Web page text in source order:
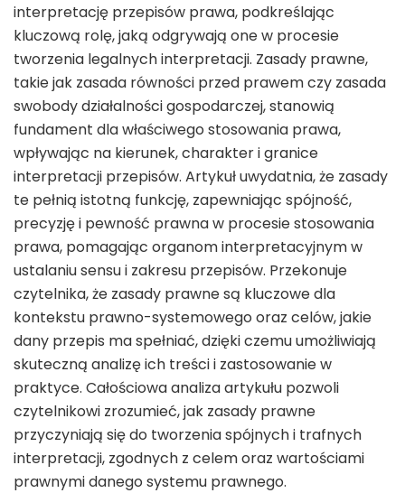
interpretację przepisów prawa, podkreślając
kluczową rolę, jaką odgrywają one w procesie
tworzenia legalnych interpretacji. Zasady prawne,
takie jak zasada równości przed prawem czy zasada
swobody działalności gospodarczej, stanowią
fundament dla właściwego stosowania prawa,
wpływając na kierunek, charakter i granice
interpretacji przepisów. Artykuł uwydatnia, że zasady
te pełnią istotną funkcję, zapewniając spójność,
precyzję i pewność prawna w procesie stosowania
prawa, pomagając organom interpretacyjnym w
ustalaniu sensu i zakresu przepisów. Przekonuje
czytelnika, że zasady prawne są kluczowe dla
kontekstu prawno-systemowego oraz celów, jakie
dany przepis ma spełniać, dzięki czemu umożliwiają
skuteczną analizę ich treści i zastosowanie w
praktyce. Całościowa analiza artykułu pozwoli
czytelnikowi zrozumieć, jak zasady prawne
przyczyniają się do tworzenia spójnych i trafnych
interpretacji, zgodnych z celem oraz wartościami
prawnymi danego systemu prawnego.